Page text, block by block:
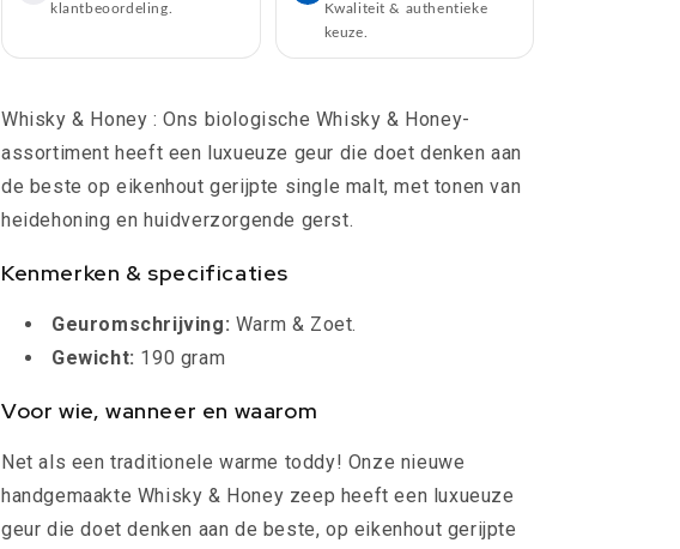
klantbeoordeling.
Kwaliteit & authentieke
keuze.
Whisky & Honey : Ons biologische Whisky & Honey-
assortiment heeft een luxueuze geur die doet denken aan
de beste op eikenhout gerijpte single malt, met tonen van
heidehoning en huidverzorgende gerst.
Kenmerken & specificaties
Geuromschrijving: Warm & Zoet.
Gewicht: 190 gram
Voor wie, wanneer en waarom
Net als een traditionele warme toddy! Onze nieuwe
handgemaakte Whisky & Honey zeep heeft een luxueuze
geur die doet denken aan de beste, op eikenhout gerijpte